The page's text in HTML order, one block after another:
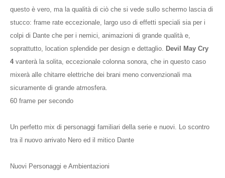
questo è vero, ma la qualità di ciò che si vede sullo schermo lascia di
stucco: frame rate eccezionale, largo uso di effetti speciali sia per i
colpi di Dante che per i nemici, animazioni di grande qualità e,
soprattutto, location splendide per design e dettaglio.
Devil May Cry
4vanterà la solita, eccezionale colonna sonora, che in questo caso
mixerà alle chitarre elettriche dei brani meno convenzionali ma
sicuramente di grande atmosfera.
60 frame per secondo
Un perfetto mix di personaggi familiari della serie e nuovi. Lo scontro
tra il nuovo arrivato Nero ed il mitico Dante
Nuovi Personaggi e Ambientazioni